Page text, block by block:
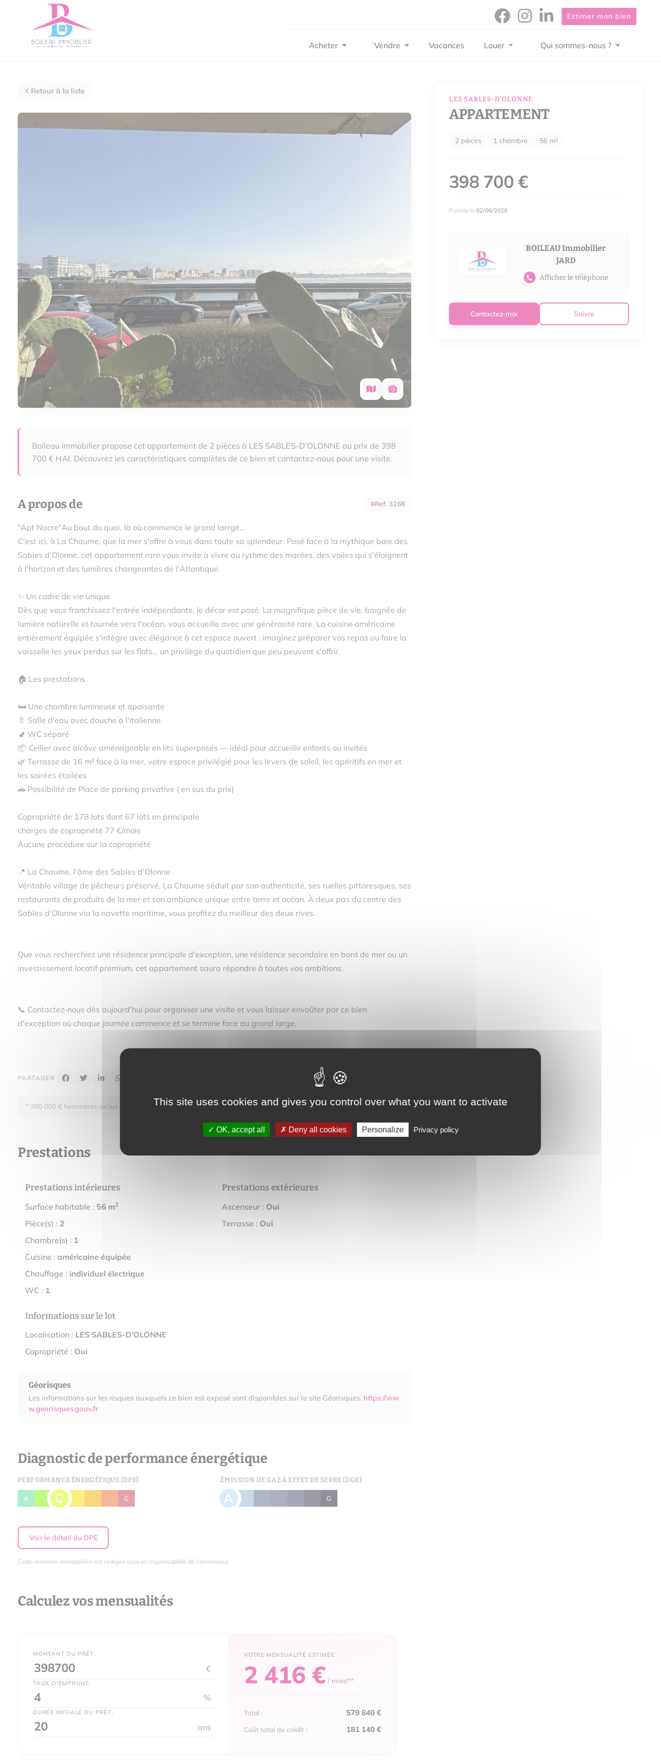
Estimer mon bien
Acheter Vendre Vacances Louer Qui sommes-nous ?
Retour à la liste
Boileau immobilier propose cet appartement de 2 pièces à LES SABLES-D'OLONNE au prix de 398
700 € HAI. Découvrez les caractéristiques complètes de ce bien et contactez-nous pour une visite.
A propos de Ref. 3266
"Apt Nacre"Au bout du quai, là où commence le grand larrge…
C'est ici, à La Chaume, que la mer s'offre à vous dans toute sa splendeur. Posé face à la mythique baie des
Sables d'Olonne, cet appartement rare vous invite à vivre au rythme des marées, des voiles qui s'éloignent
à l'horizon et des lumières changeantes de l'Atlantique.
✨ Un cadre de vie unique
Dès que vous franchissez l'entrée indépendante, le décor est posé. La magnifique pièce de vie, baignée de
lumière naturelle et tournée vers l'océan, vous accueille avec une générosité rare. La cuisine américaine
entièrement équipée s'intègre avec élégance à cet espace ouvert : imaginez préparer vos repas ou faire la
vaisselle les yeux perdus sur les flots… un privilège du quotidien que peu peuvent s'offrir.
🏠 Les prestations
🛏️ Une chambre lumineuse et apaisante
🚿 Salle d'eau avec douche à l'italienne
🚽 WC séparé
📦 Cellier avec alcôve aménageable en lits superposés — idéal pour accueillir enfants ou invités
🌿 Terrasse de 16 m² face à la mer, votre espace privilégié pour les levers de soleil, les apéritifs en mer et
les soirées étoilées
🚗 Possibilité de Place de parking privative ( en sus du prix)
Copropriété de 178 lots dont 67 lots en principale
charges de copropriété 77 €/mois
Aucune procédure sur la copropriété
📍 La Chaume, l'âme des Sables d'Olonne
Véritable village de pêcheurs préservé, La Chaume séduit par son authenticité, ses ruelles pittoresques, ses
restaurants de produits de la mer et son ambiance unique entre terre et océan. À deux pas du centre des
Sables d'Olonne via la navette maritime, vous profitez du meilleur des deux rives.
Que vous recherchiez une résidence principale d'exception, une résidence secondaire en bord de mer ou un
investissement locatif premium, cet appartement saura répondre à toutes vos ambitions.
📞 Contactez-nous dès aujourd'hui pour organiser une visite et vous laisser envoûter par ce bien
d'exception où chaque journée commence et se termine face au grand large.
PARTAGER
* 380 000 € honoraires exclus - Honoraires maximums de 4.92 % TTC à la charge de l'acquéreur
Prestations
Prestations intérieures
Surface habitable : 56 m2
Pièce(s) : 2
Chambre(s) : 1
Cuisine : américaine équipée
Chauffage : individuel électrique
WC : 1
Prestations extérieures
Ascenseur : Oui
Terrasse : Oui
Informations sur le lot
Localisation : LES SABLES-D'OLONNE
Copropriété : Oui
Géorisques
Les informations sur les risques auxquels ce bien est exposé sont disponibles sur le site Géorisques. https://ww
w.georisques.gouv.fr
Diagnostic de performance énergétique
PERFORMANCE ÉNERGÉTIQUE (DPE)
A C G
ÉMISSION DE GAZ À EFFET DE SERRE (DGE)
A G
Voir le détail du DPE
Cette annonce immobilière est rédigée sous la responsabilité de l’annonceur.
Calculez vos mensualités
MONTANT DU PRÊT:
€
TAUX D'EMPRUNT:
%
DURÉE INITIALE DU PRÊT:
ans
2 416 € / mois**
Total : 579 840 €
Coût total du crédit : 181 140 €
LES SABLES-D'OLONNE
APPARTEMENT
2 pièces 1 chambre 56 m²
398 700 €
Publiée le 02/06/2026
BOILEAU Immobilier
JARD
Afficher le téléphone
Contactez-moi Suivre
This site uses cookies and gives you control over what you want to activate
OK, accept all Deny all cookies Personalize Privacy policy